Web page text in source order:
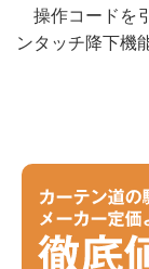
操作コードを
ンタッチ降下機